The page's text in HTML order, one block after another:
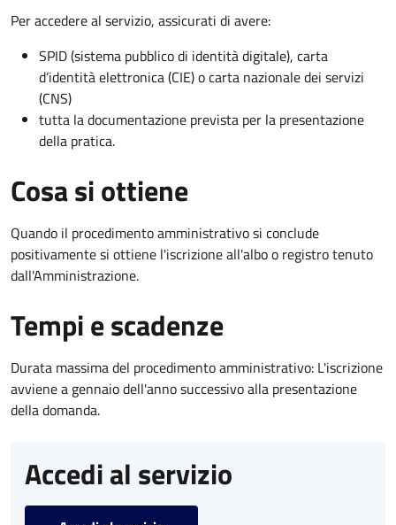
Per accedere al servizio, assicurati di avere:
SPID (sistema pubblico di identità digitale), carta
d’identità elettronica (CIE) o carta nazionale dei servizi
(CNS)
tutta la documentazione prevista per la presentazione
della pratica.
Cosa si ottiene
Quando il procedimento amministrativo si conclude
positivamente si ottiene l'iscrizione all'albo o registro tenuto
dall'Amministrazione.
Tempi e scadenze
Durata massima del procedimento amministrativo: L'iscrizione
avviene a gennaio dell'anno successivo alla presentazione
della domanda.
Accedi al servizio